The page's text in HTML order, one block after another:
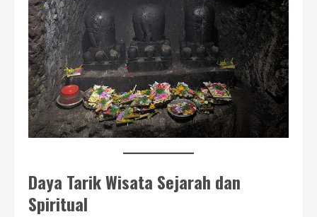
Daya Tarik Wisata Sejarah dan
Spiritual